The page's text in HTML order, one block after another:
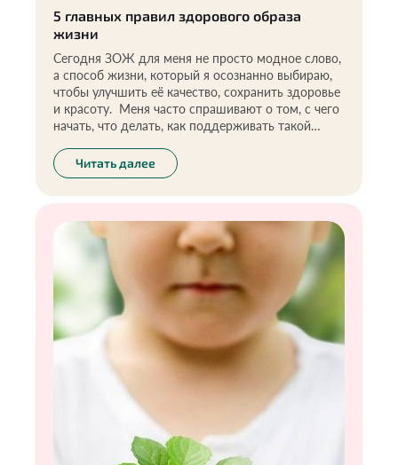
5 главных правил здорового образа
жизни
Сегодня ЗОЖ для меня не просто модное слово,
а способ жизни, который я осознанно выбираю,
чтобы улучшить её качество, сохранить здоровье
и красоту. Меня часто спрашивают о том, с чего
начать, что делать, как поддерживать такой
действительно много, но большая часть — это
непроверенные слухи и мифы, которые порой
ещё больше запутывают и сбивают с толку. В
рекомендациями, которые помогли измениться и
встать на путь здоровья мне самой.
Читать далее